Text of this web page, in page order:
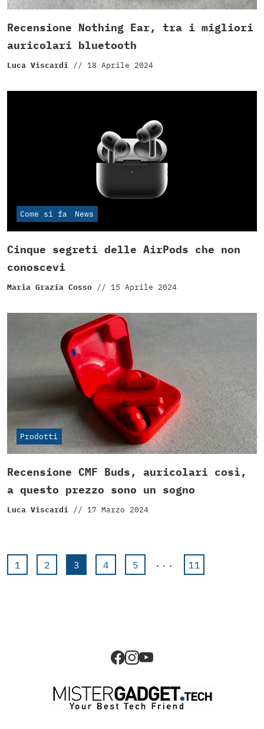
Recensione Nothing Ear, tra i migliori
auricolari bluetooth
Luca Viscardi // 18 Aprile 2024
Come si fa News
Cinque segreti delle AirPods che non
conoscevi
Maria Grazia Cosso // 15 Aprile 2024
Prodotti
Recensione CMF Buds, auricolari così,
a questo prezzo sono un sogno
Luca Viscardi // 17 Marzo 2024
1 2 3 4 5 ... 11